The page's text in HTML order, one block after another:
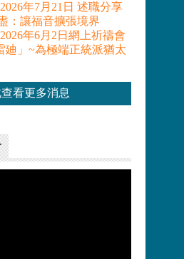
年7月21日 述職分享
：讓福音擴張境界
年6月2日網上祈禱會
廸」~為極端正統派猶太
看更多消息